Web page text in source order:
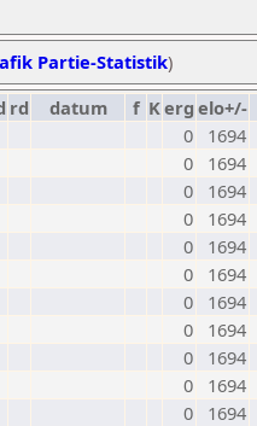
Partie-Statistik)
rd datum f Kerg elo+/-
0
1694
0
1694
0
1694
0
1694
0
1694
0
1694
0
1694
0
1694
0
1694
0
1694
0
1694